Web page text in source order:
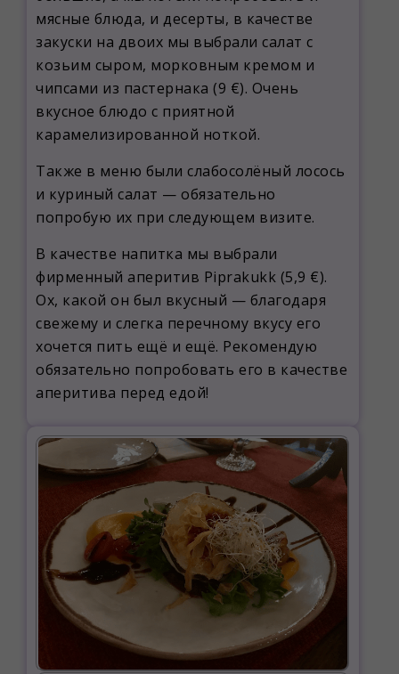
мясные блюда, и десерты, в качестве
закуски на двоих мы выбрали салат с
козьим сыром, морковным кремом и
чипсами из пастернака (9 €). Очень
вкусное блюдо с приятной
карамелизированной ноткой.
Также в меню были слабосолёный лосось
и куриный салат — обязательно
попробую их при следующем визите.
В качестве напитка мы выбрали
фирменный аперитив Piprakukk (5,9 €).
Ох, какой он был вкусный — благодаря
свежему и слегка перечному вкусу его
хочется пить ещё и ещё. Рекомендую
обязательно попробовать его в качестве
аперитива перед едой!